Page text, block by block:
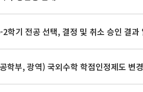
기 전공 선택, 결정 및 취소 승인 결과
학부, 광역) 국외수학 학점인정제도 변